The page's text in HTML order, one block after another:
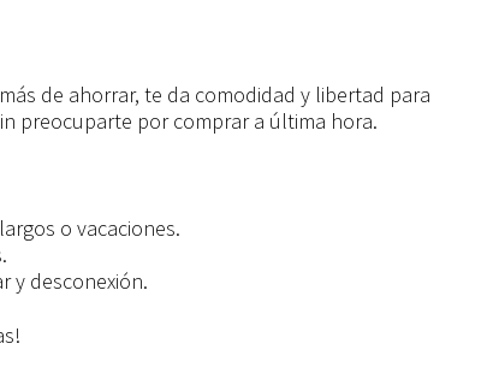
de ahorrar, te da comodidad y libertad para
preocuparte por comprar a última hora.
o vacaciones.
y desconexión.